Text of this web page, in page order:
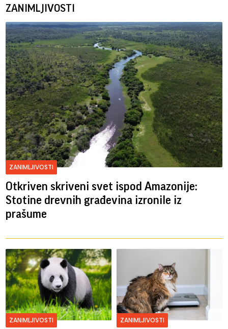
ZANIMLJIVOSTI
ZANIMLJIVOSTI
Otkriven skriveni svet ispod Amazonije:
Stotine drevnih građevina izronile iz
prašume
ZANIMLJIVOSTI ZANIMLJIVOSTI